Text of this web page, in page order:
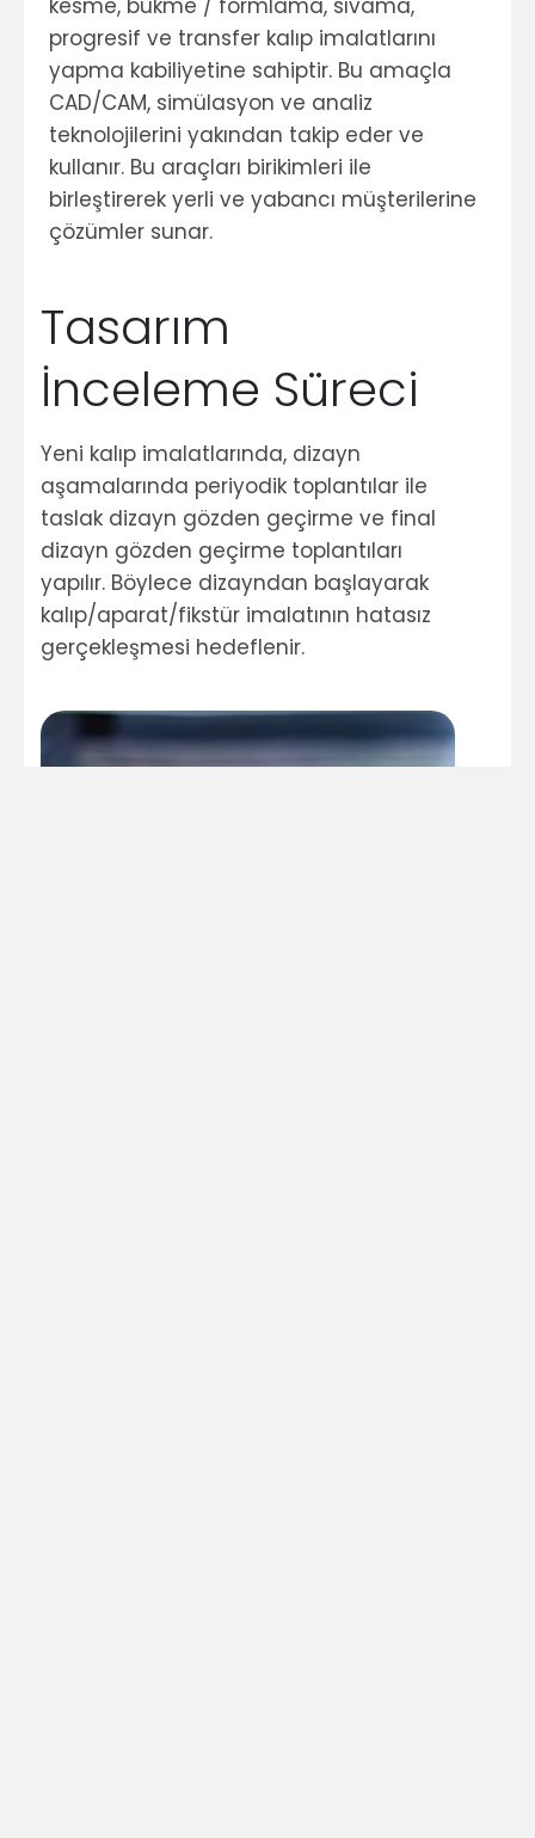
kesme, bükme / formlama, sıvama,
progresif ve transfer kalıp imalatlarını
yapma kabiliyetine sahiptir. Bu amaçla
CAD/CAM, simülasyon ve analiz
teknolojilerini yakından takip eder ve
kullanır. Bu araçları birikimleri ile
birleştirerek yerli ve yabancı müşterilerine
çözümler sunar.
Tasarım
İnceleme Süreci
Yeni kalıp imalatlarında, dizayn
aşamalarında periyodik toplantılar ile
taslak dizayn gözden geçirme ve final
dizayn gözden geçirme toplantıları
yapılır. Böylece dizayndan başlayarak
kalıp/aparat/fikstür imalatının hatasız
gerçekleşmesi hedeflenir.